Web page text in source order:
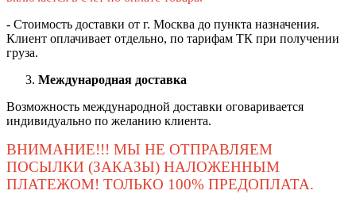
- Стоимость доставки от г. Москва до пункта назначения.
Клиент оплачивает отдельно, по тарифам ТК при получении
груза.
Международная доставка
Возможность международной доставки оговаривается
индивидуально по желанию клиента.
ВНИМАНИЕ!!! МЫ НЕ ОТПРАВЛЯЕМ
ПОСЫЛКИ (ЗАКАЗЫ) НАЛОЖЕННЫМ
ПЛАТЕЖОМ! ТОЛЬКО 100% ПРЕДОПЛАТА.